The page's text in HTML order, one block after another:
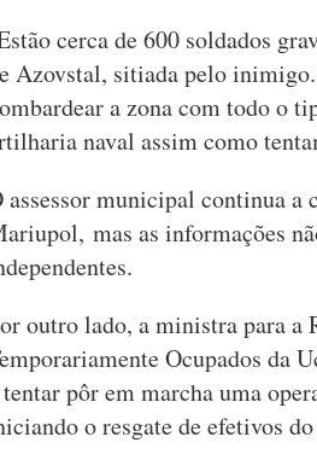
cerca de 600 soldados
Azovstal, sitiada pelo inimigo.
a zona com todo o
naval assim como
assessor municipal continua a
mas as informações
outro lado, a ministra para a
Ocupados da
pôr em marcha uma
o resgate de efetivos